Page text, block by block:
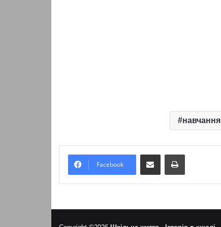
навчання
Facebook
Надіслати електронною поштоюНадрукувати